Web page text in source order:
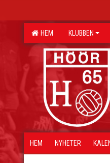
HEM KLUBBEN
HEM NYHETER